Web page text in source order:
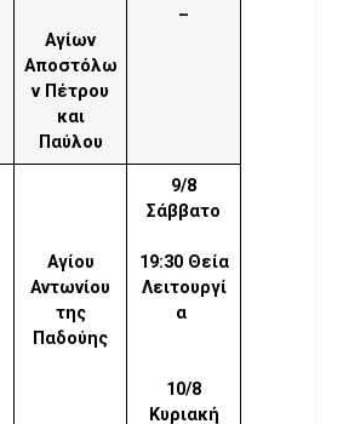
Αγίων
Αποστόλω
ν Πέτρου
και
Παύλου
–
Αγίου
Αντωνίου
της
Παδούης
9/8
Σάββατο
19:30 Θεία
Λειτουργί
α
10/8
Κυριακή